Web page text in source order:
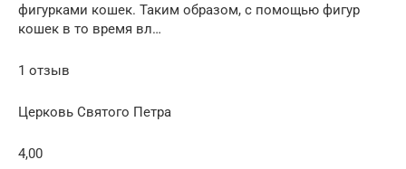
фигурками кошек. Таким образом, с помощью фигур
кошек в то время вл…
1 отзыв
Церковь Святого Петра
4,00